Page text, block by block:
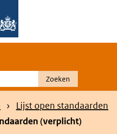
Zoeken
Lijst open standaarden
(verplicht)